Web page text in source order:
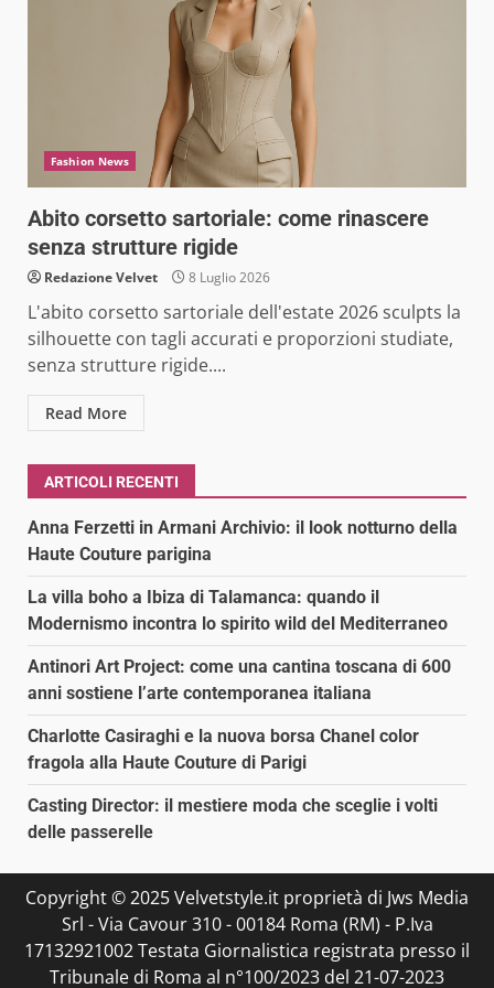
Fashion News
Abito corsetto sartoriale: come rinascere
senza strutture rigide
Redazione Velvet 8 Luglio 2026
L'abito corsetto sartoriale dell'estate 2026 sculpts la
silhouette con tagli accurati e proporzioni studiate,
senza strutture rigide....
Read More
ARTICOLI RECENTI
Anna Ferzetti in Armani Archivio: il look notturno della
Haute Couture parigina
La villa boho a Ibiza di Talamanca: quando il
Modernismo incontra lo spirito wild del Mediterraneo
Antinori Art Project: come una cantina toscana di 600
anni sostiene l’arte contemporanea italiana
Charlotte Casiraghi e la nuova borsa Chanel color
fragola alla Haute Couture di Parigi
Casting Director: il mestiere moda che sceglie i volti
delle passerelle
Copyright © 2025 Velvetstyle.it proprietà di Jws Media
Srl - Via Cavour 310 - 00184 Roma (RM) - P.Iva
17132921002 Testata Giornalistica registrata presso il
Tribunale di Roma al n°100/2023 del 21-07-2023